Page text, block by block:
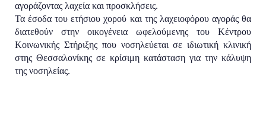
αγοράζοντας λαχεία και προσκλήσεις.
Τα έσοδα του ετήσιου χορού και της λαχειοφόρου αγοράς θα
διατεθούν στην οικογένεια ωφελούμενης του Κέντρου
Κοινωνικής Στήριξης που νοσηλεύεται σε ιδιωτική κλινική
στης Θεσσαλονίκης σε κρίσιμη κατάσταση για την κάλυψη
της νοσηλείας.